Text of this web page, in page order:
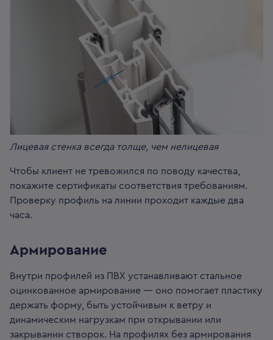
Лицевая стенка всегда толще, чем нелицевая
Чтобы клиент не тревожился по поводу качества,
покажите сертификаты соответствия требованиям.
Проверку профиль на линии проходит каждые два
часа.
Армирование
Внутри профилей из ПВХ устанавливают стальное
оцинкованное армирование — оно помогает пластику
держать форму, быть устойчивым к ветру и
динамическим нагрузкам при открывании или
закрывании створок. На профилях без армирования